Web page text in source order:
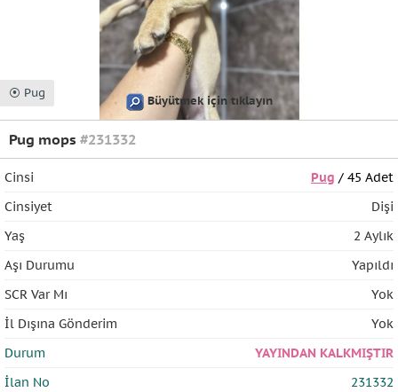
⦿ Pug
Büyütmek için tıklayın
Pug mops #231332
Cinsi Pug / 45 Adet
Cinsiyet
Dişi
Yaş
2 Aylık
Aşı Durumu
Yapıldı
SCR Var Mı
Yok
İl Dışına Gönderim
Yok
Durum
YAYINDAN KALKMIŞTIR
İlan No
231332